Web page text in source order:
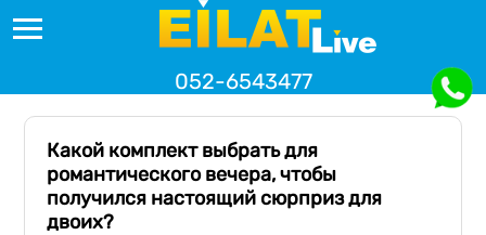
052-6543477
Какой комплект выбрать для
романтического вечера, чтобы
получился настоящий сюрприз для
двоих?